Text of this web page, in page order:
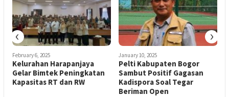
February 6, 2025
Kelurahan Harapanjaya
Gelar Bimtek Peningkatan
Kapasitas RT dan RW
January 10, 2025
Pelti Kabupaten Bogor
Sambut Positif Gagasan
Kadispora Soal Tegar
Beriman Open
‹ ›